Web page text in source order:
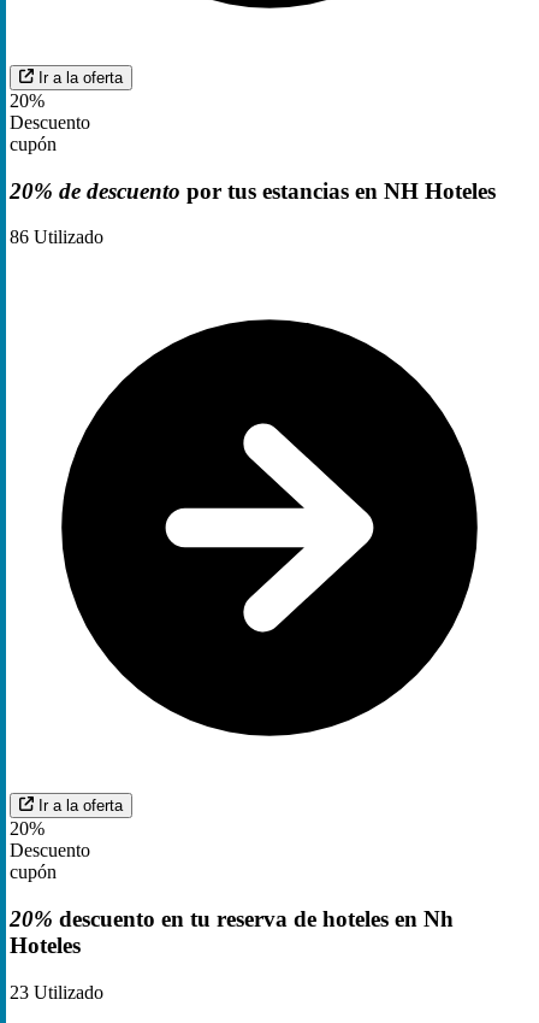
Ir a la oferta
20%
Descuento
cupón
20% de descuento por tus estancias en NH Hoteles
86 Utilizado
Ir a la oferta
20%
Descuento
cupón
20% descuento en tu reserva de hoteles en Nh
Hoteles
23 Utilizado